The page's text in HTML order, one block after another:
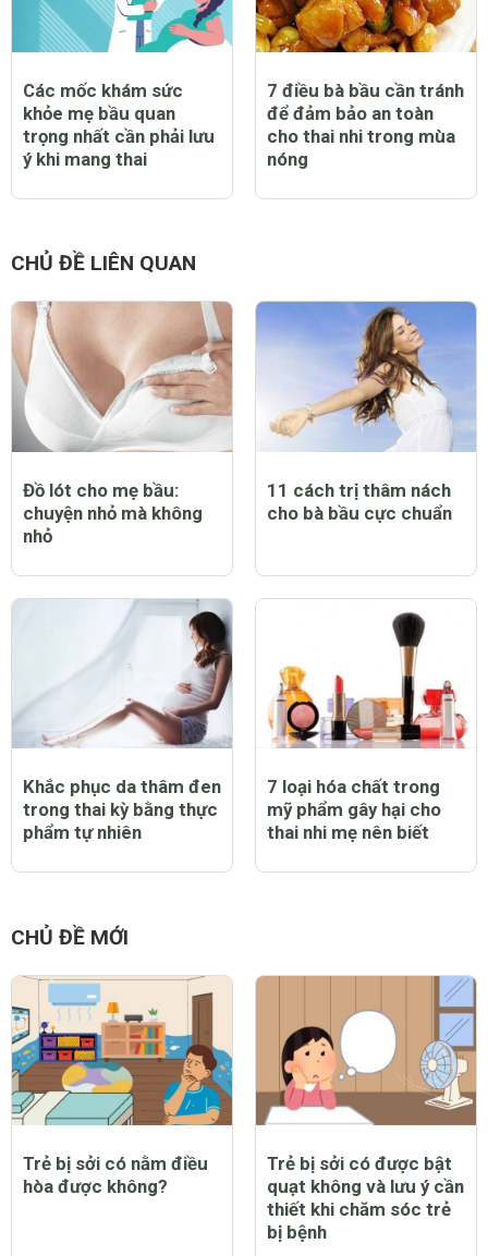
Các mốc khám sức
khỏe mẹ bầu quan
trọng nhất cần phải lưu
ý khi mang thai
7 điều bà bầu cần tránh
để đảm bảo an toàn
cho thai nhi trong mùa
nóng
CHỦ ĐỀ LIÊN QUAN
Đồ lót cho mẹ bầu:
chuyện nhỏ mà không
nhỏ
11 cách trị thâm nách
cho bà bầu cực chuẩn
Khắc phục da thâm đen
trong thai kỳ bằng thực
phẩm tự nhiên
7 loại hóa chất trong
mỹ phẩm gây hại cho
thai nhi mẹ nên biết
CHỦ ĐỀ MỚI
Trẻ bị sởi có nằm điều
hòa được không?
Trẻ bị sởi có được bật
quạt không và lưu ý cần
thiết khi chăm sóc trẻ
bị bệnh